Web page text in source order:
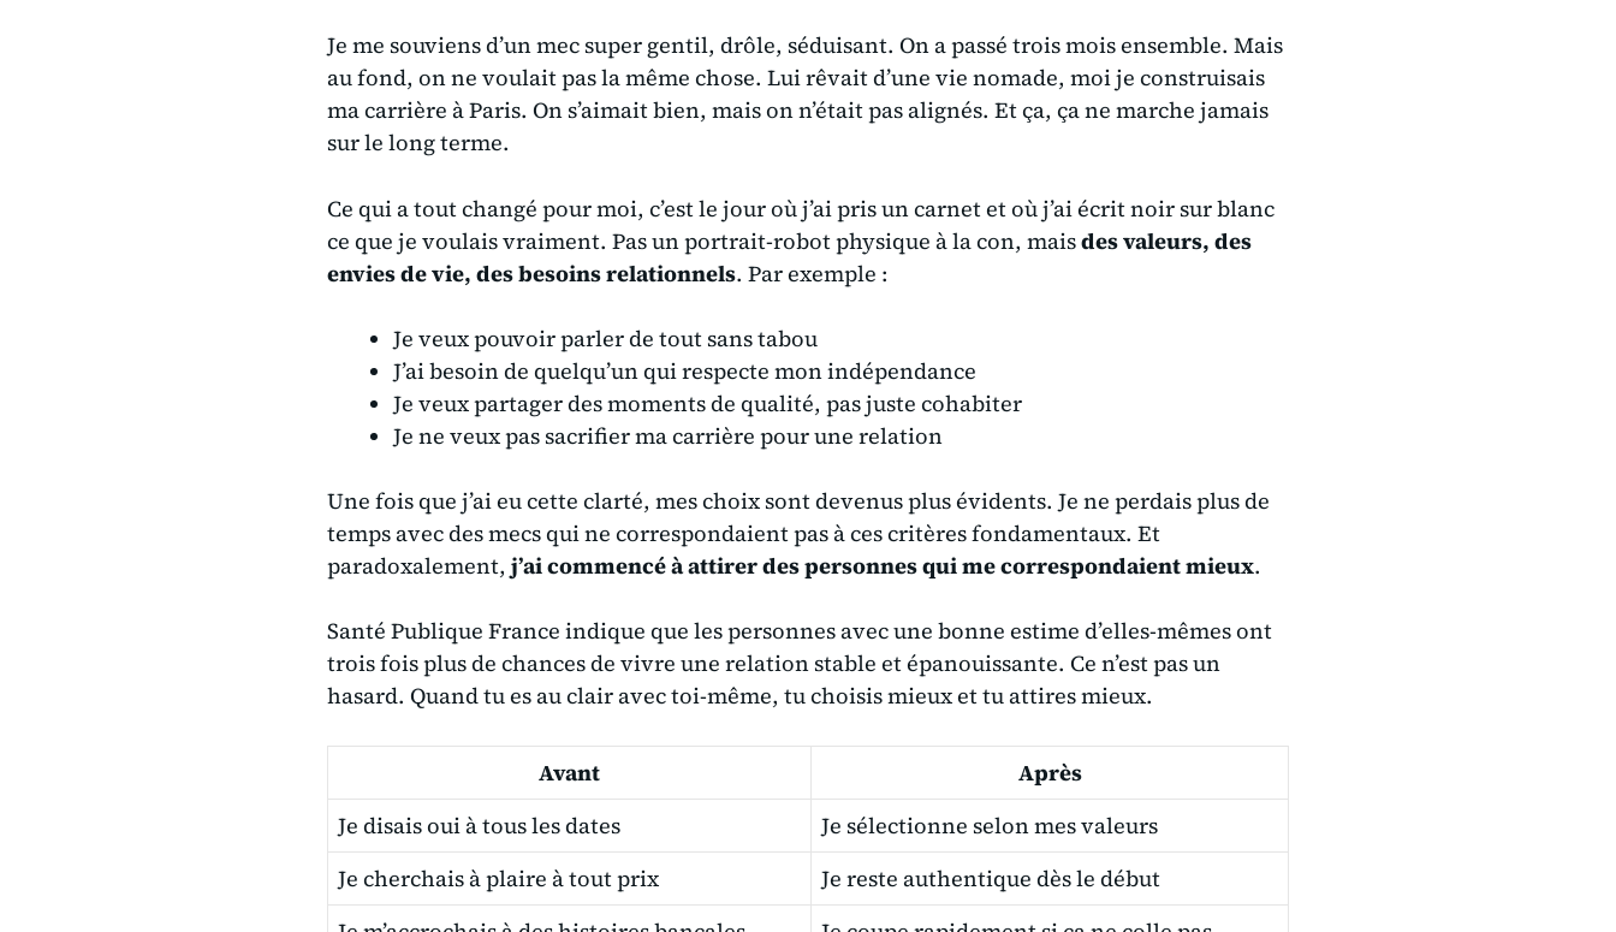
Je me souviens d’un mec super gentil, drôle, séduisant. On a passé trois mois ensemble. Mais
au fond, on ne voulait pas la même chose. Lui rêvait d’une vie nomade, moi je construisais
ma carrière à Paris. On s’aimait bien, maison n’était pas alignés. Et ça, ça ne marche jamais
sur le long terme.
Ce qui a tout changé pour moi, c’est le jour où j’ai pris un carnet et où j’ai écrit noir sur blanc
ce que je voulais vraiment. Pas un portrait-robot physique à la con, maisdes valeurs, des
envies de vie, des besoins relationnels. Par exemple :
Je veux pouvoir parler de tout sans tabou
J’ai besoin de quelqu’un qui respecte mon indépendance
Je veux partager des moments de qualité, pas juste cohabiter
Je ne veux pas sacrifier ma carrière pour une relation
Une fois que j’ai eu cette clarté, mes choix sont devenus plus évidents. Je ne perdais plus de
temps avec des mecs qui ne correspondaient pas à ces critères fondamentaux. Et
paradoxalement, j’ai commencé à attirer des personnes qui me correspondaient mieux.
Santé Publique France indique que les personnes avec une bonne estime d’elles-mêmes ont
trois fois plus de chances de vivre une relation stable et épanouissante. Ce n’est pas un
hasard. Quand tu es au clair avec toi-même, tu choisis mieux et tu attires mieux.
Avant
Après
Je disais oui à tous les dates
Je sélectionne selon mes valeurs
Je cherchais à plaire à tout prix
Je reste authentique dès le début